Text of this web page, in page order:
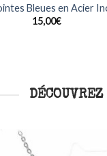
Noirs Design Dragon
Inoxydable